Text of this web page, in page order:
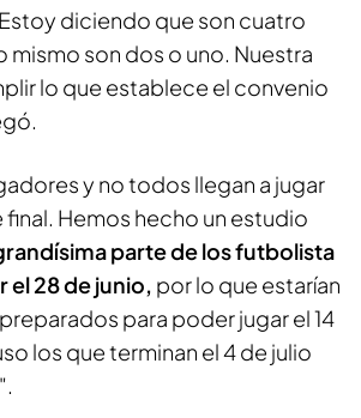
diciendo que son cuatro
son dos o uno. Nuestra
lo que establece el convenio
y no todos llegan a jugar
final. Hemos hecho un estudio
parte de los futbolista
el 28 de junio, por lo que estarían
para poder jugar el 14
los que terminan el 4 de julio